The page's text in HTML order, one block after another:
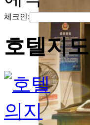
체크인:
호텔지도